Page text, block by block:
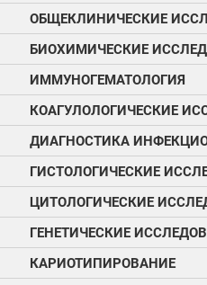
ОБЩЕКЛИНИЧЕСКИЕ
БИОХИМИЧЕСКИЕ
ИММУНОГЕМАТОЛОГИЯ
КОАГУЛОЛОГИЧЕСКИЕ
ДИАГНОСТИКА
ГИСТОЛОГИЧЕСКИЕ
ЦИТОЛОГИЧЕСКИЕ
ГЕНЕТИЧЕСКИЕ
КАРИОТИПИРОВАНИЕ